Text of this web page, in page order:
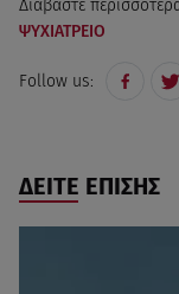
Διαβάστε
ΨΥΧΙΑΤΡΕΙΟ
Follow us:
ΔΕΙΤΕ ΕΠΙΣΗΣ